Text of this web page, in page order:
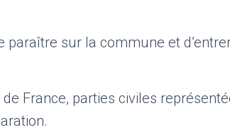
paraître sur la commune et
France, parties civiles